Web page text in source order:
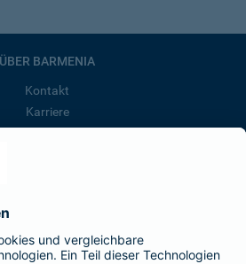
ÜBER BARMENIA
Kontakt
Karriere
Teil der BarmeniaGothaer
BELIEBTE SEITEN